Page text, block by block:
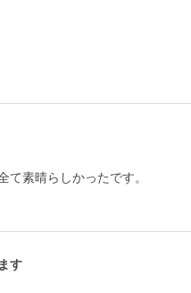
て素晴らしかったです。
す